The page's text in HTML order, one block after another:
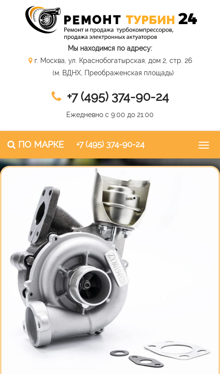
Мы находимся по адресу:
г. Москва, ул. Краснобогатырская, дом 2, стр. 26
(м. ВДНХ, Преображенская площадь)
+7 (495) 374-90-24
Ежедневно с 9:00 до 21:00
ПО МАРКЕ +7 (495) 374-90-24